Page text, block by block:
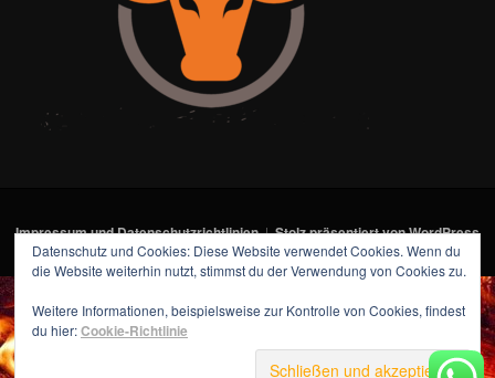
Impressum und Datenschutzrichtlinien Stolz präsentiert von WordPress
Datenschutz und Cookies: Diese Website verwendet Cookies. Wenn du
die Website weiterhin nutzt, stimmst du der Verwendung von Cookies zu.
Weitere Informationen, beispielsweise zur Kontrolle von Cookies, findest
du hier:Cookie-Richtlinie